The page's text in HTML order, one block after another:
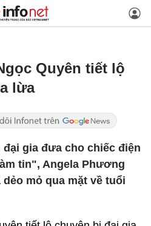
Quyên tiết lộ
lừa
đại gia đưa cho chiếc điện
tin", Angela Phương
mỏ qua mặt về tuổi